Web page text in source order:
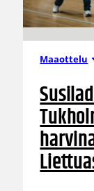
Maaottelu